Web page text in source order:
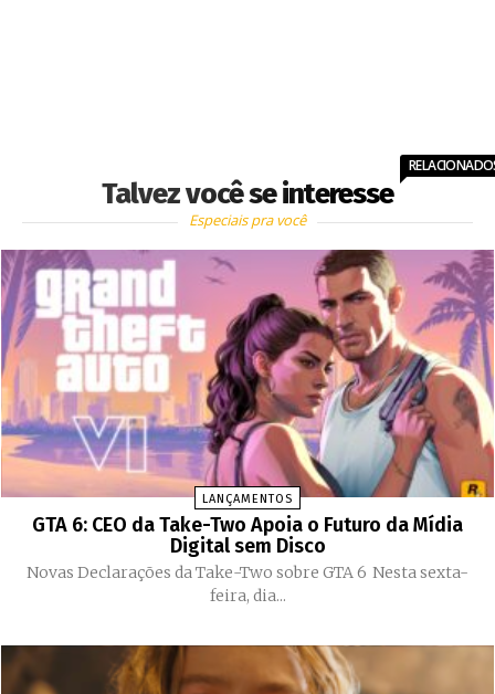
Talvez você se interesse
Especiais pra você
LANÇAMENTOS
GTA 6: CEO da Take-Two Apoia o Futuro da Mídia
Digital sem Disco
Novas Declarações da Take-Two sobre GTA 6 Nesta sexta-
feira, dia...